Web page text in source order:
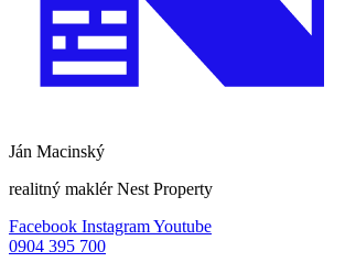
Ján Macinský
realitný maklér Nest Property
Facebook InstagramYoutube
0904 395 700